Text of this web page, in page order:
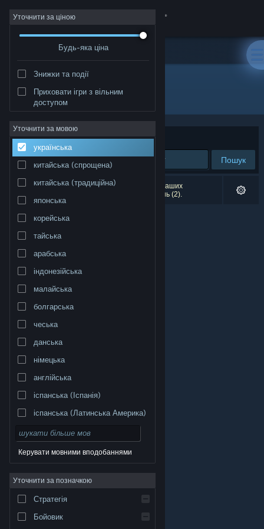
Увійти
Крамниця
Інформація
Підтримка
Змінити мову
Переглянути повну версію
© Valve Corporation. Усі права захищено. Усі
Юридична інформація
підписника Steam
cookie
Уточнити за ціною
Будь-яка ціна
Знижки та події
Приховати ігри з вільним
доступом
Уточнити за мовою
українська
китайська (спрощена)
китайська (традиційна)
японська
корейська
тайська
арабська
індонезійська
малайська
болгарська
чеська
данська
німецька
англійська
іспанська (Іспанія)
іспанська (Латинська Америка)
Керувати мовними вподобаннями
Уточнити за позначкою
Стратегія
Бойовик
Видавець: Alaska
Упорядкувати за доречністю
Пошук
Результатів вашого пошуку: 0. Відповідно до ваших
уподобань було виключено кілька найменувань (2).